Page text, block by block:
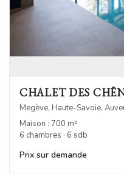
CHALET DES
Megève, Haute-Savoie,
Maison : 700 m²
6 chambres · 6 sdb
Prix sur demande